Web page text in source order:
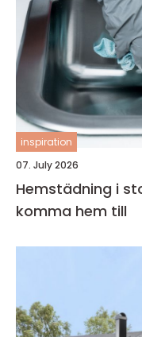
inspiration
07. July 2026
Hemstädning i
komma hem till